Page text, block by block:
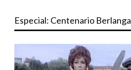
Especial: Centenario Berlanga